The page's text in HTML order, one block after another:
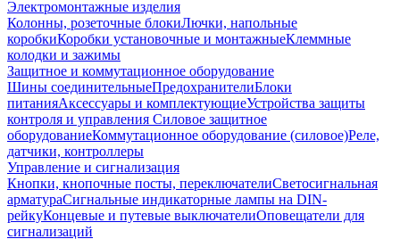
Электромонтажные изделия
Колонны, розеточные блокиЛючки, напольные
коробкиКоробки установочные и монтажныеКлеммные
колодки и зажимы
Защитное и коммутационное оборудование
Шины соединительныеПредохранителиБлоки
питанияАксессуары и комплектующиеУстройства защиты
контроля и управления Силовое защитное
оборудованиеКоммутационное оборудование (силовое)Реле,
датчики, контроллеры
Управление и сигнализация
Кнопки, кнопочные посты, переключателиСветосигнальная
арматураСигнальные индикаторные лампы на DIN-
рейкуКонцевые и путевые выключателиОповещатели для
сигнализаций